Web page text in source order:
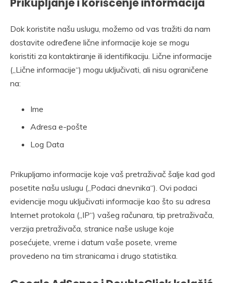
Dok koristite našu uslugu, možemo od vas tražiti da nam
dostavite određene lične informacije koje se mogu
koristiti za kontaktiranje ili identifikaciju. Lične informacije
(„Lične informacije“) mogu uključivati, ali nisu ograničene
na:
Ime
Adresa e-pošte
Log Data
Prikupljamo informacije koje vaš pretraživač šalje kad god
posetite našu uslugu („Podaci dnevnika“). Ovi podaci
evidencije mogu uključivati informacije kao što su adresa
Internet protokola („IP“) vašeg računara, tip pretraživača,
verzija pretraživača, stranice naše usluge koje
posećujete, vreme i datum vaše posete, vreme
provedeno na tim stranicama i drugo statistika.